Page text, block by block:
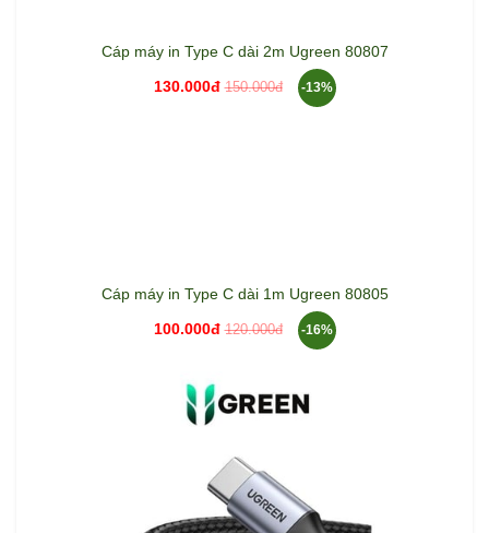
Cáp máy in Type C dài 2m Ugreen 80807
130.000đ 150.000đ -13%
Cáp máy in Type C dài 1m Ugreen 80805
100.000đ 120.000đ -16%